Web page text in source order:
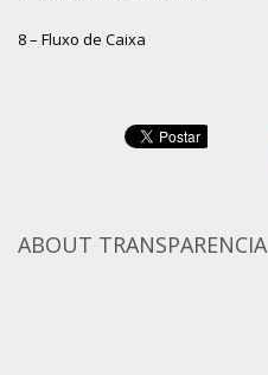
8 – Fluxo de Caixa
ABOUT TRANSPARENCIA